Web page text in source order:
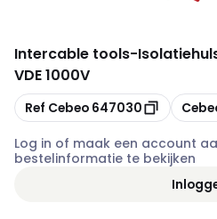
Intercable tools-
VDE 1000V
Kopiëren
Ref Cebeo 647030
Log in of maak een account
bestelinformatie te bekijken